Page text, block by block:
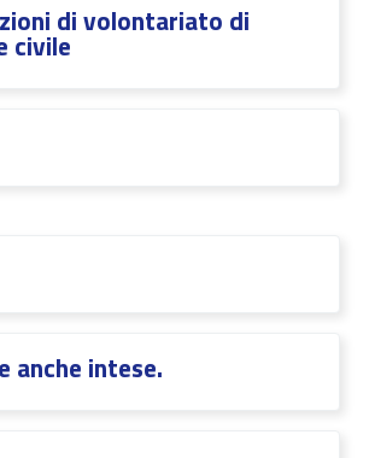
di volontariato di
civile
anche intese.